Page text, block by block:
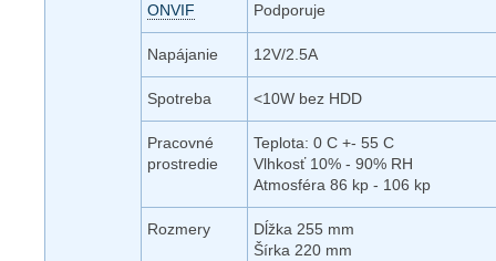
ONVIF Podporuje
Napájanie 12V/2.5A
Spotreba <10W bez HDD
Pracovné
prostredie
Teplota: 0 C +- 55 C
Vlhkosť 10% - 90% RH
Atmosféra 86 kp - 106 kp
Rozmery
Dĺžka 255 mm
Šírka 220 mm